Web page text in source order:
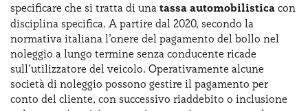
specificare che si tratta di una tassa automobilistica con
disciplina specifica.​ A partire dal 2020, secondo la
normativa italiana l’onere del pagamento del bollo nel
noleggio a lungo termine senza conducente ricade
sull’utilizzatore del veicolo. ​Operativamente ​​alcune
società di noleggio possono gestire il pagamento per
conto del cliente, con successivo riaddebito o inclusione